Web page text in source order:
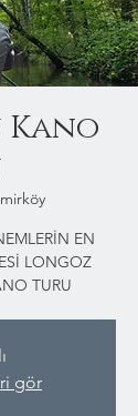
EN
LONGOZ
TURU
gör